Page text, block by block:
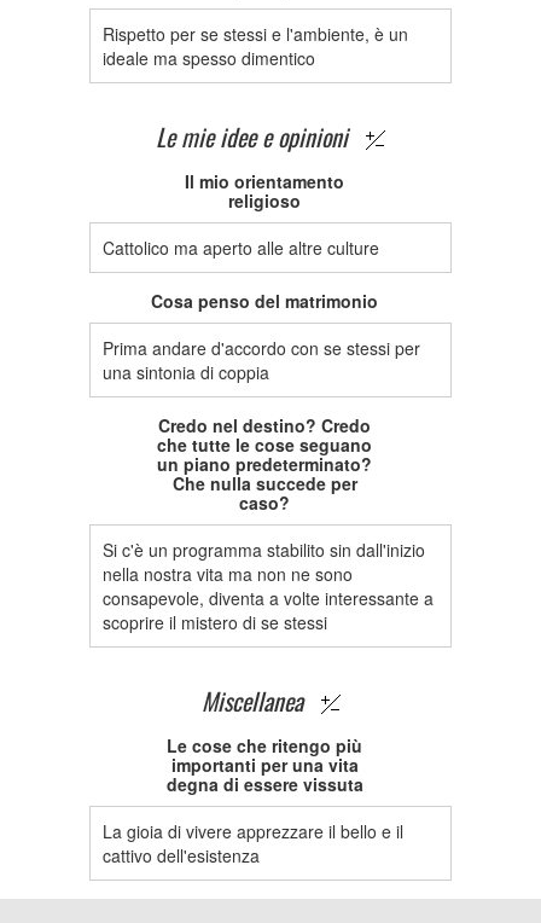
Rispetto per se stessi e l'ambiente, è un
ideale ma spesso dimentico
Le mie idee e opinioni
Il mio orientamento
religioso
Cattolico ma aperto alle altre culture
Cosa penso del matrimonio
Prima andare d'accordo con se stessi per
una sintonia di coppia
Credo nel destino? Credo
che tutte le cose seguano
un piano predeterminato?
Che nulla succede per
caso?
Si c'è un programma stabilito sin dall'inizio
nella nostra vita ma non ne sono
consapevole, diventa a volte interessante a
scoprire il mistero di se stessi
Miscellanea
Le cose che ritengo più
importanti per una vita
degna di essere vissuta
La gioia di vivere apprezzare il bello e il
cattivo dell'esistenza